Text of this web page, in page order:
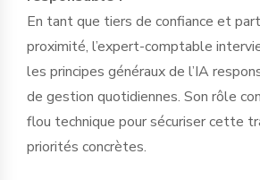
En tant que tiers de confiance et
proximité, l’expert-comptable
les principes généraux de l’IA
de gestion quotidiennes. Son rôle
flou technique pour sécuriser cette
priorités concrètes.